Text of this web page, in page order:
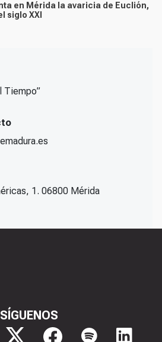
en Mérida la avaricia de Euclión,
siglo XXI
Tiempo”
1. 06800 Mérida
SÍGUENOS